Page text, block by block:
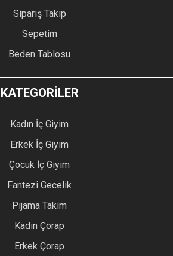
Sipariş Takip
Sepetim
Beden Tablosu
KATEGORİLER
Kadın İç Giyim
Erkek İç Giyim
Çocuk İç Giyim
Fantezi Gecelik
Pijama Takım
Kadın Çorap
Erkek Çorap